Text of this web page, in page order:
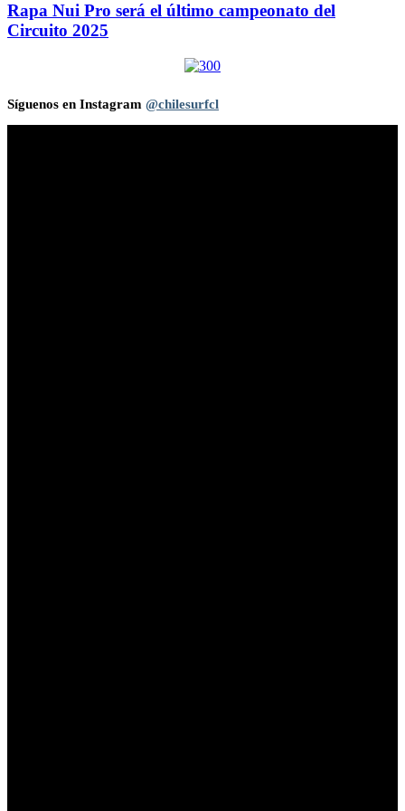
Rapa Nui Pro será el último campeonato del
Circuito 2025
Síguenos en Instagram @chilesurfcl